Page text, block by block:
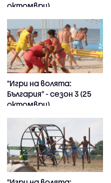
октомври)
"Игри на волята:
България" - сезон 3 (25
октомври)